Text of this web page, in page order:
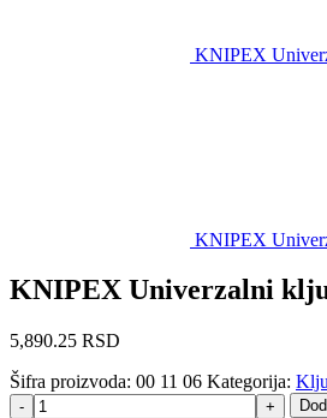
KNIPEX
KNIPEX
KNIPEX Univerzalni
5,890.25 RSD
Šifra proizvoda: 00 11 06 Kategorija:
- +